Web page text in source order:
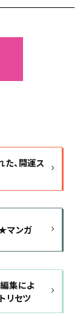
た、開運ス
マンガ
集によ
リセツ